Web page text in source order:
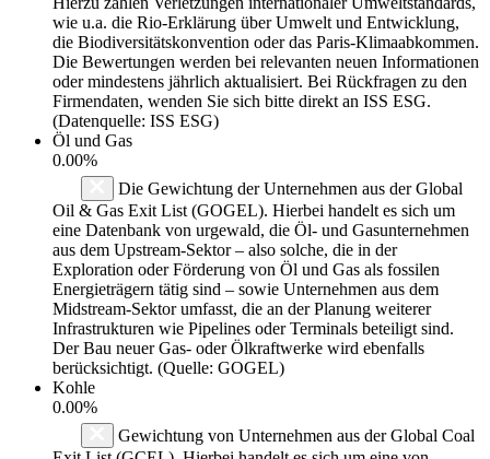
wie u.a. die Rio-Erklärung über Umwelt und Entwicklung,
die Biodiversitätskonvention oder das Paris-Klimaabkommen.
Die Bewertungen werden bei relevanten neuen Informationen
oder mindestens jährlich aktualisiert. Bei Rückfragen zu den
Firmendaten, wenden Sie sich bitte direkt an ISS ESG.
(Datenquelle: ISS ESG)
Öl und Gas
0.00%
Die Gewichtung der Unternehmen aus der Global
Oil & Gas Exit List (GOGEL). Hierbei handelt es sich um
eine Datenbank von urgewald, die Öl- und Gasunternehmen
aus dem Upstream-Sektor – also solche, die in der
Exploration oder Förderung von Öl und Gas als fossilen
Energieträgern tätig sind – sowie Unternehmen aus dem
Midstream-Sektor umfasst, die an der Planung weiterer
Infrastrukturen wie Pipelines oder Terminals beteiligt sind.
Der Bau neuer Gas- oder Ölkraftwerke wird ebenfalls
berücksichtigt. (Quelle: GOGEL)
Kohle
0.00%
Gewichtung von Unternehmen aus der Global Coal